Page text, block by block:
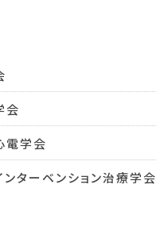
会
電学会
ターベンション治療学会